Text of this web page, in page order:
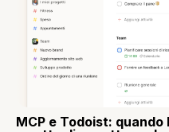
MCP e Todoist: